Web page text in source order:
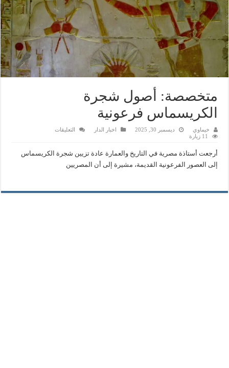
متخصصة: أصول شجرة
الكريسماس فرعونية
خيماوي ديسمبر 30, 2025 اخبار الدار التعليقاتعلى
الكريسماس
11 زيارة
أرجعت أستاذة مصرية في التاريخ والعمارة عادة تزيين شجرة الكريسماس
إلى العصور الفرعونية القديمة، مشيرة إلى أن المصريين